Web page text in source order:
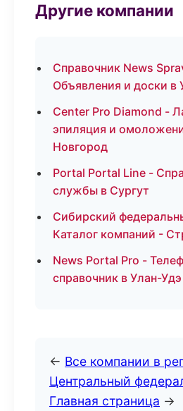
Другие компании
Справочник News
Объявления и доски в
Center Pro Diamond -
эпиляция и
Новгород
Portal Portal Line -
службы в Сургут
Сибирский
Каталог компаний -
News Portal Pro -
справочник в Улан-Удэ
← Все компании в
Центральный
Главная страница →